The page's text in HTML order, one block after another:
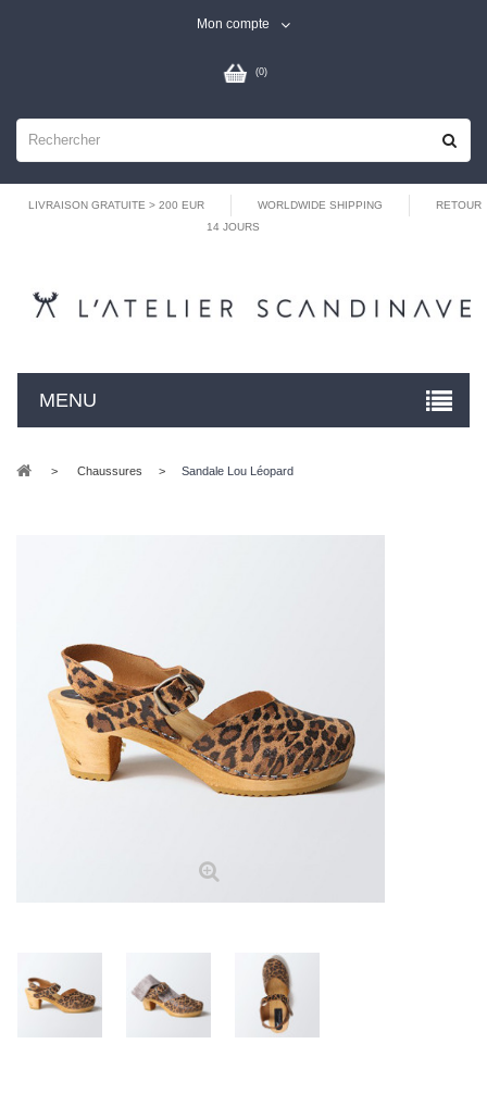
Mon compte
LIVRAISON GRATUITE > 200 EUR WORLDWIDE SHIPPING
RETOUR
14 JOURS
MENU
> Chaussures > Sandale Lou Léopard